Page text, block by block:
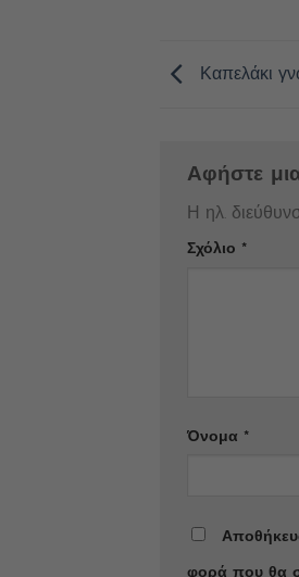
Καπελάκι
Αφήστε
Η ηλ.
Σχόλιο *
Όνομα *
φορά που θα